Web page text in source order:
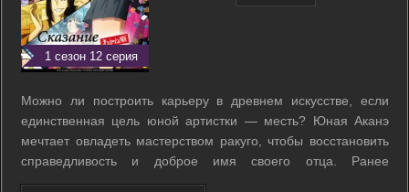
1 сезон 12 серия
Можно ли построить карьеру в древнем искусстве, если
единственная цель юной артистки — месть? Юная Аканэ
мечтает овладеть мастерством ракуго, чтобы восстановить
справедливость и доброе имя своего отца. Ранее
талантливого рассказчика внезапно изгнали из школы без